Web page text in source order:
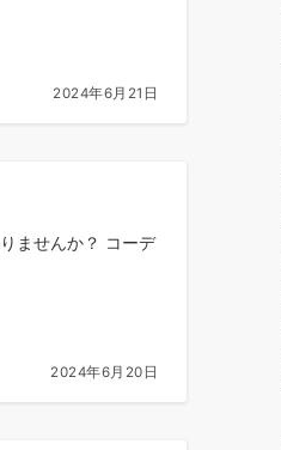
2024年6月21日
ませんか？ コーデ
2024年6月20日